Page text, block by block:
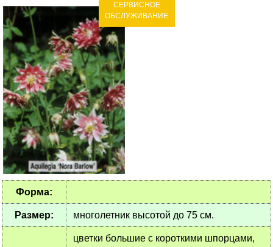
Форма:
Размер: многолетник высотой до 75 см.
цветки большие с короткими шпорцами,
СЕРВИСНОЕ
ОБСЛУЖИВАНИЕ